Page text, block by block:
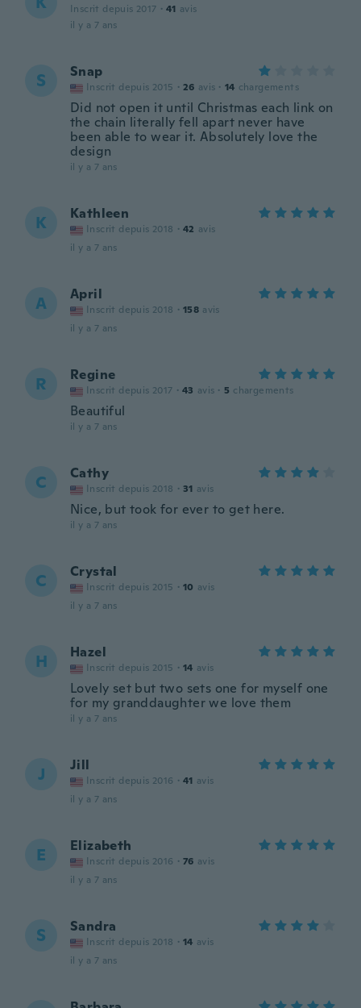
Inscrit depuis 2017 · 41 avis
il y a 7 ans
S Snap
Inscrit depuis 2015 · 26 avis · 14 chargements
Did not open it until Christmas each link on
the chain literally fell apart never have
been able to wear it. Absolutely love the
design
il y a 7 ans
K Kathleen
Inscrit depuis 2018 · 42 avis
il y a 7 ans
A April
Inscrit depuis 2018 · 158 avis
il y a 7 ans
R Regine
Inscrit depuis 2017 · 43 avis · 5 chargements
Beautiful
il y a 7 ans
C Cathy
Inscrit depuis 2018 · 31 avis
Nice, but took for ever to get here.
il y a 7 ans
C Crystal
Inscrit depuis 2015 · 10 avis
il y a 7 ans
H Hazel
Inscrit depuis 2015 · 14 avis
Lovely set but two sets one for myself one
for my granddaughter we love them
il y a 7 ans
J Jill
Inscrit depuis 2016 · 41 avis
il y a 7 ans
E Elizabeth
Inscrit depuis 2016 · 76 avis
il y a 7 ans
S Sandra
Inscrit depuis 2018 · 14 avis
il y a 7 ans